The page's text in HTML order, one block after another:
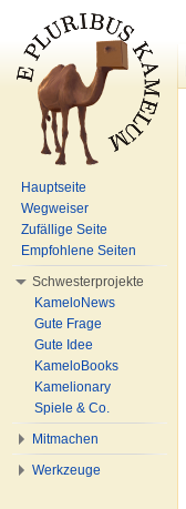
Hauptseite
Wegweiser
Zufällige Seite
Empfohlene Seiten
Schwesterprojekte
KameloNews
Gute Frage
Gute Idee
KameloBooks
Kamelionary
Spiele & Co.
Mitmachen
Werkzeuge